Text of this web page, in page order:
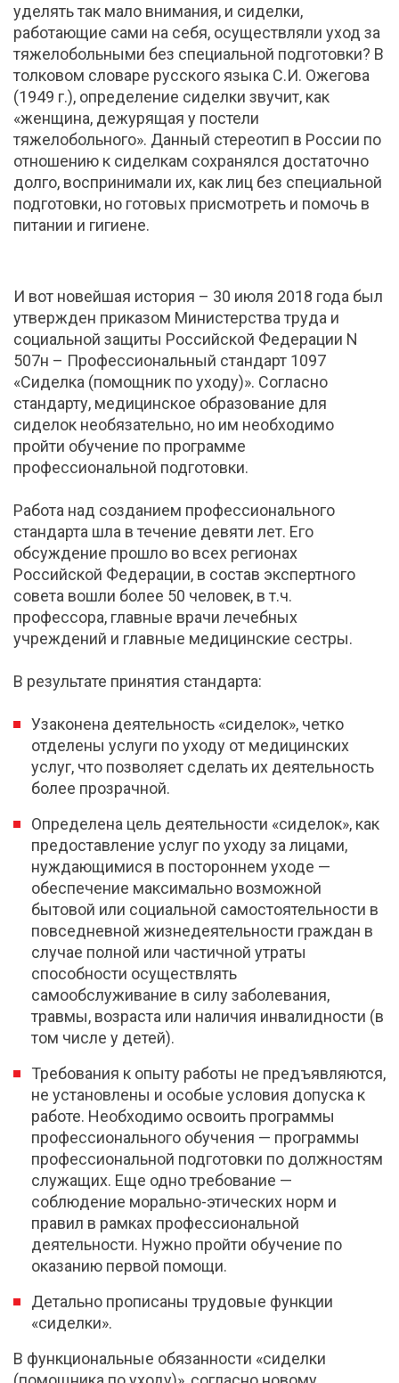
уделять так мало внимания, и сиделки,
работающие сами на себя, осуществляли уход за
тяжелобольными без специальной подготовки? В
толковом словаре русского языка С.И. Ожегова
(1949 г.), определение сиделки звучит, как
«женщина, дежурящая у постели
тяжелобольного». Данный стереотип в России по
отношению к сиделкам сохранялся достаточно
долго, воспринимали их, как лиц без специальной
подготовки, но готовых присмотреть и помочь в
питании и гигиене.
И вот новейшая история – 30 июля 2018 года был
утвержден приказом Министерства труда и
социальной защиты Российской Федерации N
507н – Профессиональный стандарт 1097
«Сиделка (помощник по уходу)». Согласно
стандарту, медицинское образование для
сиделок необязательно, но им необходимо
пройти обучение по программе
профессиональной подготовки.
Работа над созданием профессионального
стандарта шла в течение девяти лет. Его
обсуждение прошло во всех регионах
Российской Федерации, в состав экспертного
совета вошли более 50 человек, в т.ч.
профессора, главные врачи лечебных
учреждений и главные медицинские сестры.
В результате принятия стандарта:
Узаконена деятельность «сиделок», четко
отделены услуги по уходу от медицинских
услуг, что позволяет сделать их деятельность
более прозрачной.
Определена цель деятельности «сиделок», как
предоставление услуг по уходу за лицами,
нуждающимися в постороннем уходе —
обеспечение максимально возможной
бытовой или социальной самостоятельности в
повседневной жизнедеятельности граждан в
случае полной или частичной утраты
способности осуществлять
самообслуживание в силу заболевания,
травмы, возраста или наличия инвалидности (в
том числе у детей).
Требования к опыту работы не предъявляются,
не установлены и особые условия допуска к
работе. Необходимо освоить программы
профессионального обучения — программы
профессиональной подготовки по должностям
служащих. Еще одно требование —
соблюдение морально-этических норм и
правил в рамках профессиональной
деятельности. Нужно пройти обучение по
оказанию первой помощи.
Детально прописаны трудовые функции
«сиделки».
В функциональные обязанности «сиделки